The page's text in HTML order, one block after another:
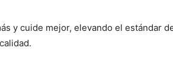
y cuide mejor, elevando el estándar